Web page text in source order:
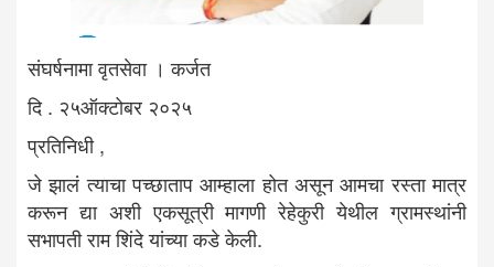
संघर्षनामा वृतसेवा । कर्जत
दि . २५ऑक्टोबर २०२५
प्रतिनिधी ,
जे झालं त्याचा पच्छाताप आम्हाला होत असून आमचा रस्ता मात्र
करून द्या अशी एकसूत्री मागणी रेहेकुरी येथील ग्रामस्थांनी
सभापती राम शिंदे यांच्या कडे केली.